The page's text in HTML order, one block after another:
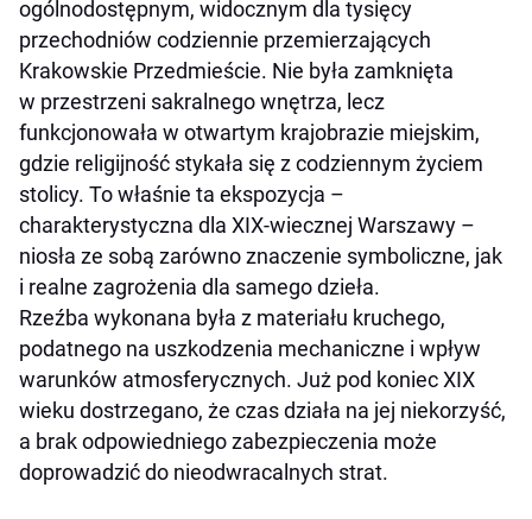
ogólnodostępnym, widocznym dla tysięcy
przechodniów codziennie przemierzających
Krakowskie Przedmieście. Nie była zamknięta
w przestrzeni sakralnego wnętrza, lecz
funkcjonowała w otwartym krajobrazie miejskim,
gdzie religijność stykała się z codziennym życiem
stolicy. To właśnie ta ekspozycja –
charakterystyczna dla XIX-wiecznej Warszawy –
niosła ze sobą zarówno znaczenie symboliczne, jak
i realne zagrożenia dla samego dzieła.
Rzeźba wykonana była z materiału kruchego,
podatnego na uszkodzenia mechaniczne i wpływ
warunków atmosferycznych. Już pod koniec XIX
wieku dostrzegano, że czas działa na jej niekorzyść,
a brak odpowiedniego zabezpieczenia może
doprowadzić do nieodwracalnych strat.